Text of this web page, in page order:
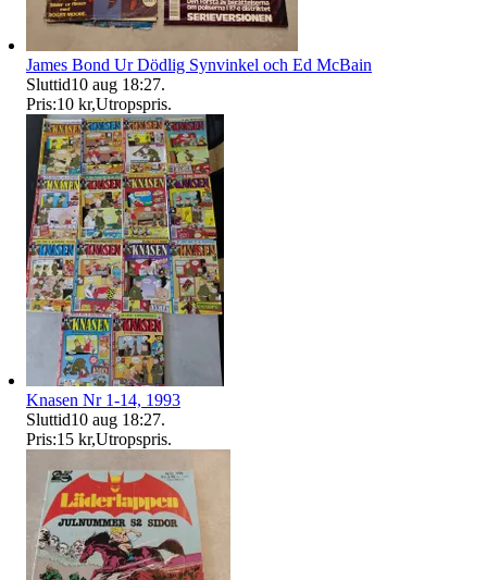
James Bond Ur Dödlig Synvinkel och Ed McBain
Sluttid10 aug 18:27.
Pris:10 kr,Utropspris.
Knasen Nr 1-14, 1993
Sluttid10 aug 18:27.
Pris:15 kr,Utropspris.